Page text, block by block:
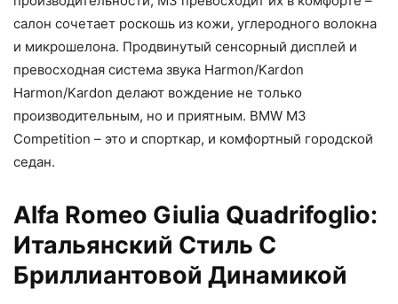
салон сочетает роскошь из кожи, углеродного волокна
и микрошелона. Продвинутый сенсорный дисплей и
превосходная система звука Harmon/Kardon
Harmon/Kardon делают вождение не только
производительным, но и приятным. BMW M3
Competition – это и спорткар, и комфортный городской
седан.
Alfa Romeo Giulia Quadrifoglio:
Итальянский Стиль С
Бриллиантовой Динамикой